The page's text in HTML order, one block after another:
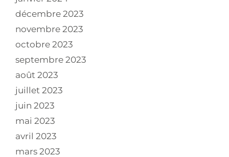
décembre 2023
novembre 2023
octobre 2023
septembre 2023
août 2023
juillet 2023
juin 2023
mai 2023
avril 2023
mars 2023